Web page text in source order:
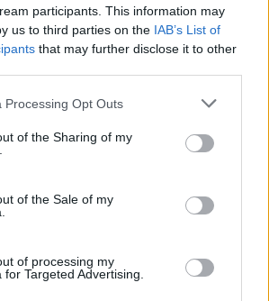
participants. This information may
us to third parties on the IAB’s List of
that may further disclose it to other
Processing Opt Outs
of the Sharing of my
of the Sale of my
of processing my
Targeted Advertising.
for Atlas Review